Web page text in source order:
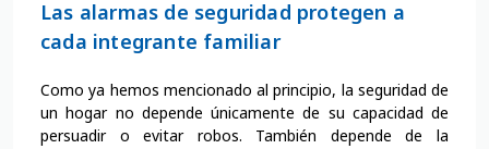
Las alarmas de seguridad protegen a
cada integrante familiar
Como ya hemos mencionado al principio, la seguridad de
un hogar no depende únicamente de su capacidad de
persuadir o evitar robos. También depende de la